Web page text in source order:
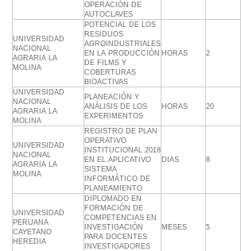
OPERACIÓN DE
AUTOCLAVES
UNIVERSIDAD
NACIONAL
AGRARIA LA
MOLINA
POTENCIAL DE LOS
RESIDUOS
AGROINDUSTRIALES
EN LA PRODUCCIÓN
DE FILMS Y
COBERTURAS
BIOACTIVAS
HORAS 2
UNIVERSIDAD
NACIONAL
AGRARIA LA
MOLINA
PLANEACIÓN Y
ANÁLISIS DE LOS
EXPERIMENTOS
HORAS 20
UNIVERSIDAD
NACIONAL
AGRARIA LA
MOLINA
REGISTRO DE PLAN
OPERATIVO
INSTITUCIONAL 2018
EN EL APLICATIVO
SISTEMA
INFORMÁTICO DE
PLANEAMIENTO
DIAS 8
UNIVERSIDAD
PERUANA
CAYETANO
HEREDIA
DIPLOMADO EN
FORMACIÓN DE
COMPETENCIAS EN
INVESTIGACIÓN
PARA DOCENTES
INVESTIGADORES
MESES 5